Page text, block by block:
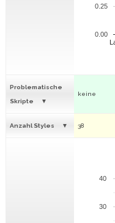
0.00
0.25
Problematische
Skripte
keine
Anzahl Styles 38
30
40